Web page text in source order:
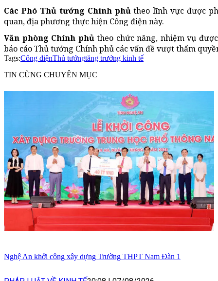
Các Phó Thủ tướng Chính phủtheo lĩnh vực được
quan, địa phương thực hiện Công điện này.
Văn phòng Chính phủtheo chức năng, nhiệm vụ
báo cáo Thủ tướng Chính phủ các vấn đề vượt thẩm
Tags:Công điệnThủ tướngtăng trưởng kinh tế
TIN CÙNG CHUYÊN MỤC
Nghệ An khởi công xây dựng Trường THPT Nam Đàn 1